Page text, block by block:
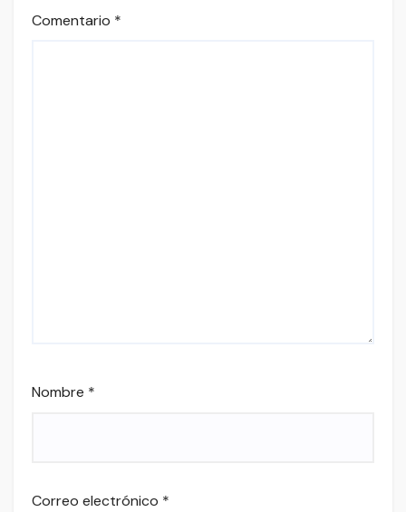
Comentario *
Nombre *
Correo electrónico *